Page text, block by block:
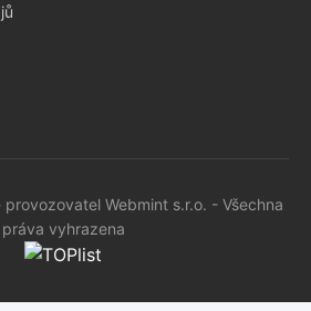
Webmint s.r.o. - Všechna
práva vyhrazena